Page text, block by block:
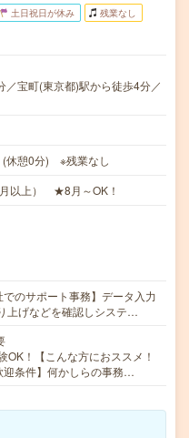
土日祝日が休み 残業なし
宝町(東京都)駅から徒歩4分／
(休憩0分) ※残業なし
月以上） ★8月～OK！
でのサポート事務】データ入力
上げなどを確認しシステ…
OK！【こんな方におススメ！
迎条件】何かしらの事務…